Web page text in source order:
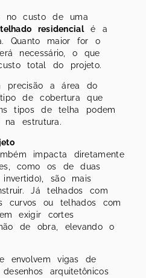
no custo de uma
residencialé a
Quanto maior for o
necessário, o que
total do projeto.
precisão a área do
de cobertura que
tipos de telha podem
na estrutura.
impacta diretamente
como os de duas
são mais
Já telhados com
curvos ou telhados com
exigir cortes
de obra, elevando o
envolvem vigas de
arquitetônicos